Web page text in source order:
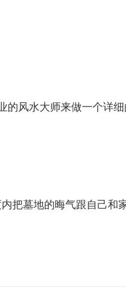
的风水大师来做一个详
把墓地的晦气跟自己和